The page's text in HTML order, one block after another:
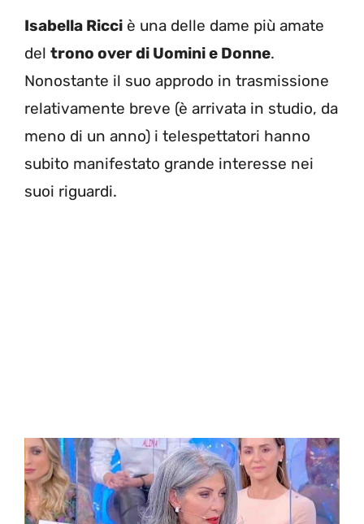
Isabella Ricci è una delle dame più amate
del trono over di Uomini e Donne.
Nonostante il suo approdo in trasmissione
relativamente breve (è arrivata in studio, da
meno di un anno) i telespettatori hanno
subito manifestato grande interesse nei
suoi riguardi.